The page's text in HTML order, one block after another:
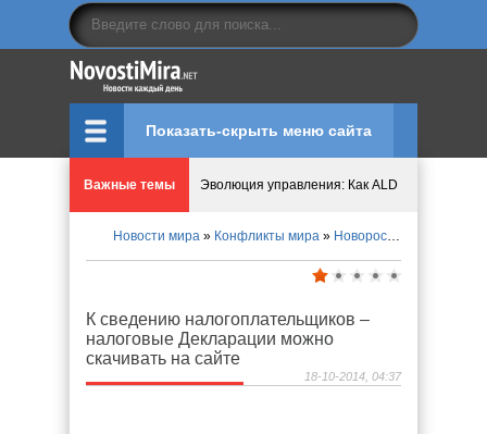
Показать-скрыть меню сайта
Важные темы Эволюция управления: Как ALD Pro меняет
Криптовалюту предложили признать
Мир ярких эмоций и виртуальных
Новости мира » Конфликты мира » Новороссия
К сведению налогоплательщиков –
налоговые Декларации можно
скачивать на сайте
18-10-2014, 04:37